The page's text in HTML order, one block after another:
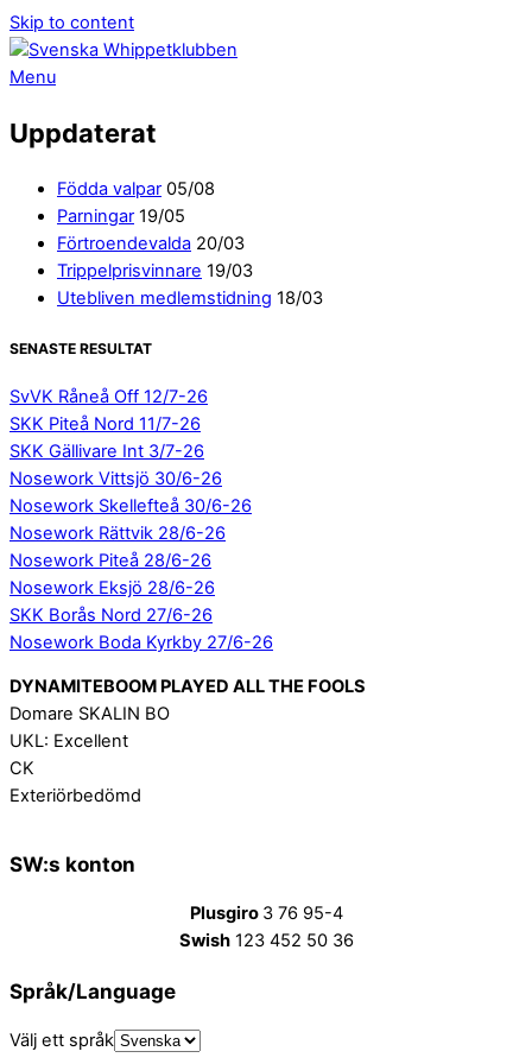
Skip to content
Menu
Uppdaterat
Födda valpar 05/08
Parningar 19/05
Förtroendevalda 20/03
Trippelprisvinnare 19/03
Utebliven medlemstidning 18/03
SENASTE RESULTAT
SvVK Råneå Off 12/7-26
SKK Piteå Nord 11/7-26
SKK Gällivare Int 3/7-26
Nosework Vittsjö 30/6-26
Nosework Skellefteå 30/6-26
Nosework Rättvik 28/6-26
Nosework Piteå 28/6-26
Nosework Eksjö 28/6-26
SKK Borås Nord 27/6-26
Nosework Boda Kyrkby 27/6-26
DYNAMITEBOOM PLAYED ALL THE FOOLS
Domare SKALIN BO
UKL: Excellent
CK
Exteriörbedömd
SW:s konton
Plusgiro 3 76 95-4
Swish123 452 50 36
Språk/Language
Välj ett språk